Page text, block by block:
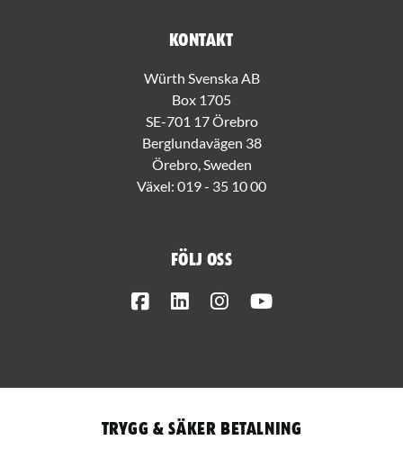
Kontakt
Würth Svenska AB
Box 1705
SE-701 17 Örebro
Berglundavägen 38
Örebro, Sweden
Växel: 019 - 35 10 00
Följ oss
FacebookLinkedInInstagram
Trygg & säker betalning